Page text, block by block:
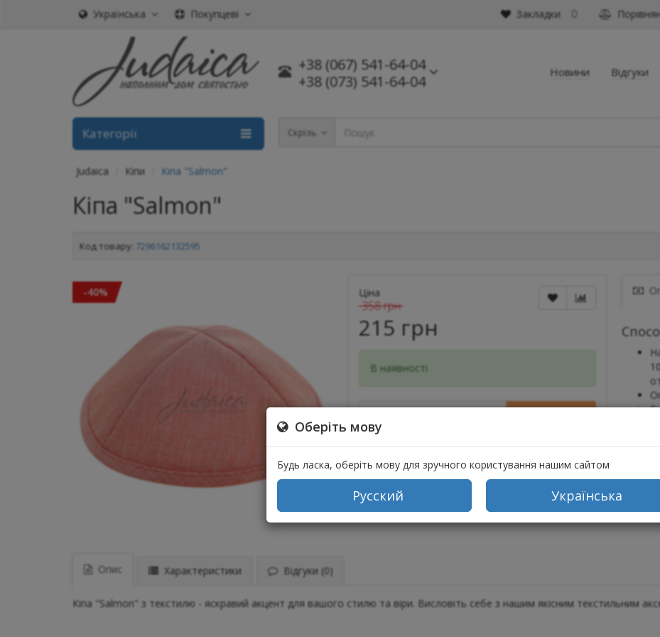
Українська Покупцеві Закладки 0
+38 (067) 541-64-04
+38 (073) 541-64-04
Новини Відгуки
Скрізь
Категорії
Оберіть мову
Будь ласка, оберіть мову для зручного користування нашим сайтом
Русский Українська
Judaica Кіпи Кіпа "Salmon"
Кіпа "Salmon"
Код товару: 7296162132595
-40% Ціна
358 грн
215 грн
В наявності
Купити
Опис Характеристики Відгуки (0)
Кіпа "Salmon" з текстилю - яскравий акцент для вашого стилю та віри. Висловіть себе з нашим якісним текстильним